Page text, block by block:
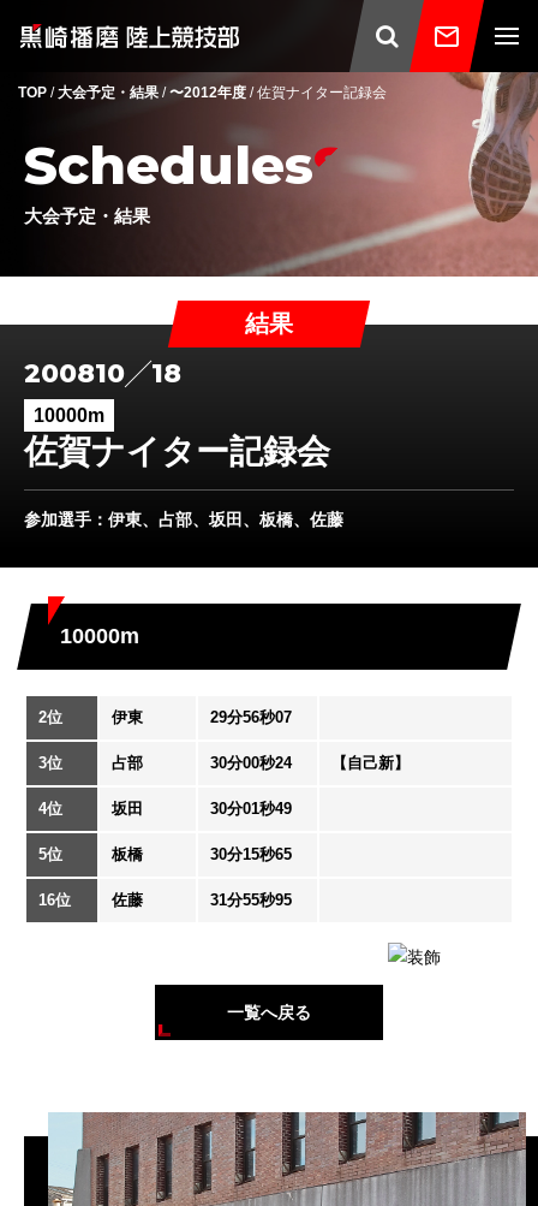
TOP /大会予定・結果 /〜2012年度 /佐賀ナイター記録会
Schedules
大会予定・結果
結果
200810 18
10000m
佐賀ナイター記録会
参加選手 ：伊東、占部、坂田、板橋、佐藤
10000m
2位 伊東 29分56秒07
3位 占部 30分00秒24 【自己新】
4位 坂田 30分01秒49
5位 板橋 30分15秒65
16位 佐藤 31分55秒95
一覧へ戻る